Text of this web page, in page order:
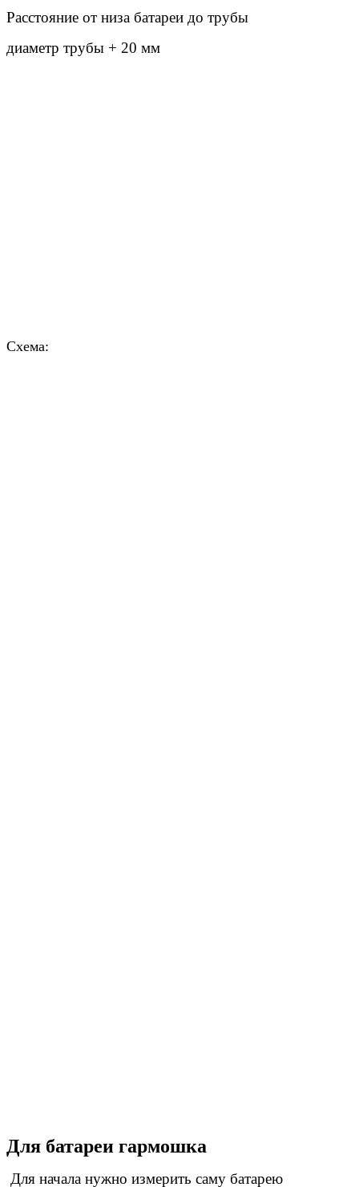
Расстояние от низа батареи до трубы
диаметр трубы + 20 мм
Схема:
Для батареи гармошка
Для начала нужно измерить саму батарею